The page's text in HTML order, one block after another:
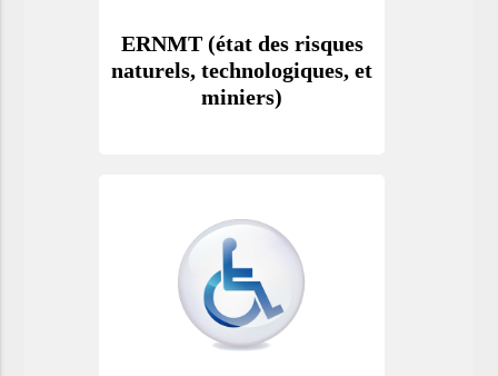
ERNMT (état des risques
naturels, technologiques, et
miniers)